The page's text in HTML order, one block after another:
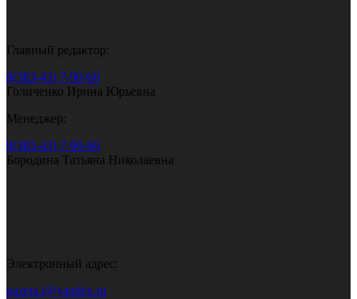
Главный редактор:
8(383-43) 7-90-60
Голиченко Ирина Юрьевна
Менеджер:
8(383-43) 7-90-60
Бородина Татьяна Николаевна
Электронный адрес:
gazeta.i@yandex.ru